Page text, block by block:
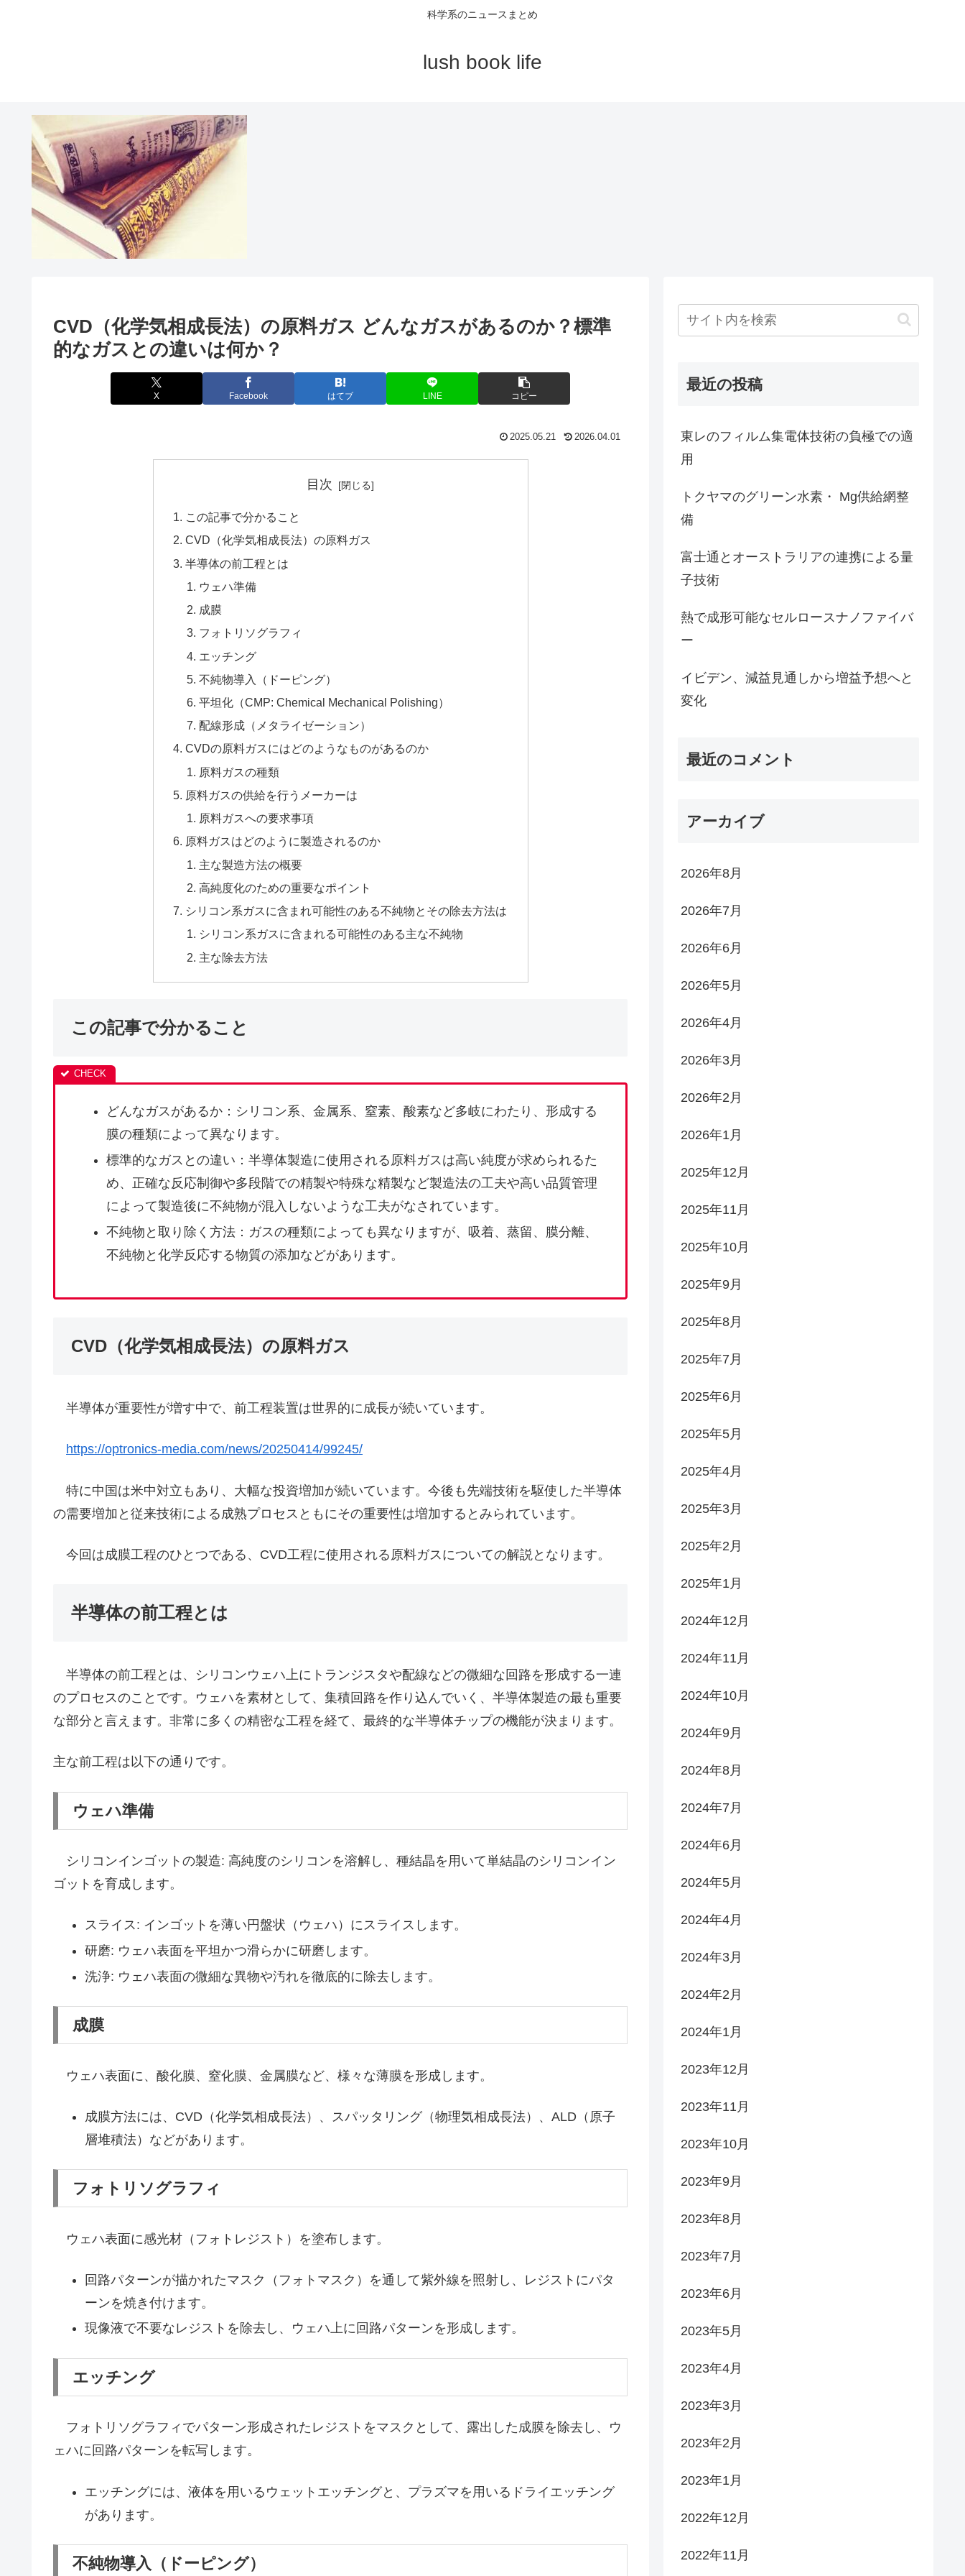
科学系のニュースまとめ
lush book life
CVD（化学気相成長法）の原料ガス どんなガスがあるのか？標準
的なガスとの違いは何か？
X Facebook はてブ LINE コピー
2025.05.21 2026.04.01
目次
この記事で分かること
CVD（化学気相成長法）の原料ガス
半導体の前工程とは
ウェハ準備
成膜
フォトリソグラフィ
エッチング
不純物導入（ドーピング）
平坦化（CMP: Chemical Mechanical Polishing）
配線形成（メタライゼーション）
CVDの原料ガスにはどのようなものがあるのか
原料ガスの種類
原料ガスの供給を行うメーカーは
原料ガスへの要求事項
原料ガスはどのように製造されるのか
主な製造方法の概要
高純度化のための重要なポイント
シリコン系ガスに含まれ可能性のある不純物とその除去方法は
シリコン系ガスに含まれる可能性のある主な不純物
主な除去方法
この記事で分かること
どんなガスがあるか：シリコン系、金属系、窒素、酸素など多岐にわたり、形成する
膜の種類によって異なります。
標準的なガスとの違い：半導体製造に使用される原料ガスは高い純度が求められるた
め、正確な反応制御や多段階での精製や特殊な精製など製造法の工夫や高い品質管理
によって製造後に不純物が混入しないような工夫がなされています。
不純物と取り除く方法：ガスの種類によっても異なりますが、吸着、蒸留、膜分離、
不純物と化学反応する物質の添加などがあります。
CVD（化学気相成長法）の原料ガス
半導体が重要性が増す中で、前工程装置は世界的に成長が続いています。
https://optronics-media.com/news/20250414/99245/
特に中国は米中対立もあり、大幅な投資増加が続いています。今後も先端技術を駆使した半導体
の需要増加と従来技術による成熟プロセスともにその重要性は増加するとみられています。
今回は成膜工程のひとつである、CVD工程に使用される原料ガスについての解説となります。
半導体の前工程とは
半導体の前工程とは、シリコンウェハ上にトランジスタや配線などの微細な回路を形成する一連
のプロセスのことです。ウェハを素材として、集積回路を作り込んでいく、半導体製造の最も重要
な部分と言えます。非常に多くの精密な工程を経て、最終的な半導体チップの機能が決まります。
主な前工程は以下の通りです。
ウェハ準備
シリコンインゴットの製造: 高純度のシリコンを溶解し、種結晶を用いて単結晶のシリコンイン
ゴットを育成します。
スライス: インゴットを薄い円盤状（ウェハ）にスライスします。
研磨: ウェハ表面を平坦かつ滑らかに研磨します。
洗浄: ウェハ表面の微細な異物や汚れを徹底的に除去します。
成膜
ウェハ表面に、酸化膜、窒化膜、金属膜など、様々な薄膜を形成します。
成膜方法には、CVD（化学気相成長法）、スパッタリング（物理気相成長法）、ALD（原子
層堆積法）などがあります。
フォトリソグラフィ
ウェハ表面に感光材（フォトレジスト）を塗布します。
回路パターンが描かれたマスク（フォトマスク）を通して紫外線を照射し、レジストにパタ
ーンを焼き付けます。
現像液で不要なレジストを除去し、ウェハ上に回路パターンを形成します。
エッチング
フォトリソグラフィでパターン形成されたレジストをマスクとして、露出した成膜を除去し、ウ
ェハに回路パターンを転写します。
エッチングには、液体を用いるウェットエッチングと、プラズマを用いるドライエッチング
があります。
不純物導入（ドーピング）
最近の投稿
東レのフィルム集電体技術の負極での適
用
トクヤマのグリーン水素・ Mg供給網整
備
富士通とオーストラリアの連携による量
子技術
熱で成形可能なセルロースナノファイバ
ー
イビデン、減益見通しから増益予想へと
変化
最近のコメント
アーカイブ
2026年8月
2026年7月
2026年6月
2026年5月
2026年4月
2026年3月
2026年2月
2026年1月
2025年12月
2025年11月
2025年10月
2025年9月
2025年8月
2025年7月
2025年6月
2025年5月
2025年4月
2025年3月
2025年2月
2025年1月
2024年12月
2024年11月
2024年10月
2024年9月
2024年8月
2024年7月
2024年6月
2024年5月
2024年4月
2024年3月
2024年2月
2024年1月
2023年12月
2023年11月
2023年10月
2023年9月
2023年8月
2023年7月
2023年6月
2023年5月
2023年4月
2023年3月
2023年2月
2023年1月
2022年12月
2022年11月